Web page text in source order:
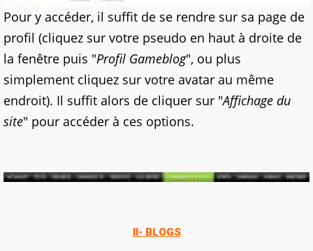
Pour y accéder, il suffit de se rendre sur sa page de
profil (cliquez sur votre pseudo en haut à droite de
la fenêtre puis "Profil Gameblog", ou plus
simplement cliquez sur votre avatar au même
endroit). Il suffit alors de cliquer sur "Affichage du
site" pour accéder à ces options.
II- BLOGS